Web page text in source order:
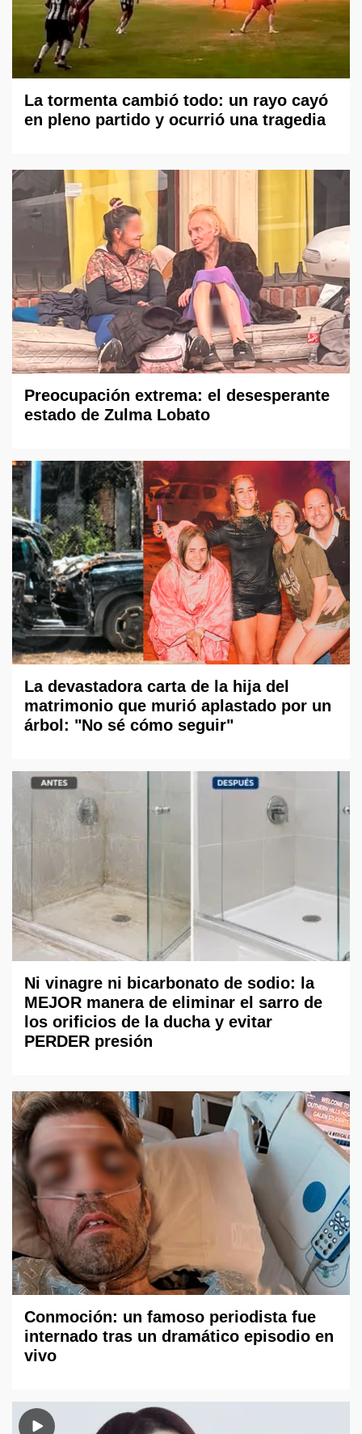
La tormenta cambió todo: un rayo cayó
en pleno partido y ocurrió una tragedia
Preocupación extrema: el desesperante
estado de Zulma Lobato
La devastadora carta de la hija del
matrimonio que murió aplastado por un
árbol: "No sé cómo seguir"
Ni vinagre ni bicarbonato de sodio: la
MEJOR manera de eliminar el sarro de
los orificios de la ducha y evitar
PERDER presión
Conmoción: un famoso periodista fue
internado tras un dramático episodio en
vivo